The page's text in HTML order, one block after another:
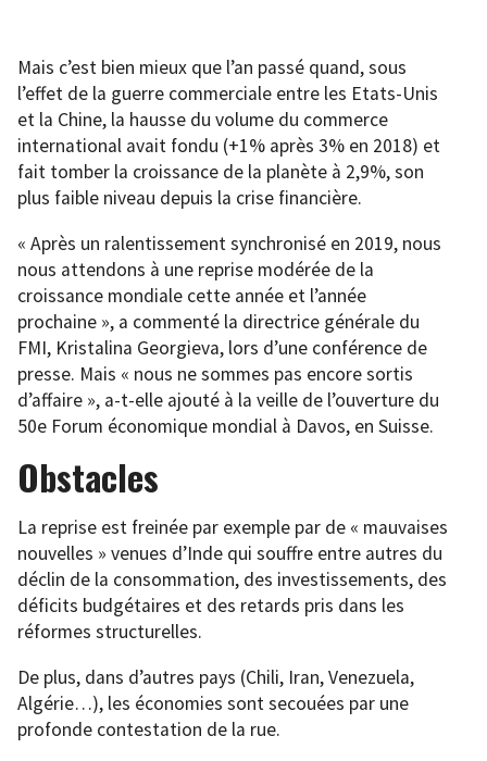
Mais c’est bien mieux que l’an passé quand, sous
l’effet de la guerre commerciale entre les Etats-Unis
et la Chine, la hausse du volume du commerce
international avait fondu (+1% après 3% en 2018) et
fait tomber la croissance de la planète à 2,9%, son
plus faible niveau depuis la crise financière.
« Après un ralentissement synchronisé en 2019, nous
nous attendons à une reprise modérée de la
croissance mondiale cette année et l’année
prochaine », a commenté la directrice générale du
FMI, Kristalina Georgieva, lors d’une conférence de
presse. Mais « nous ne sommes pas encore sortis
d’affaire », a-t-elle ajouté à la veille de l’ouverture du
50e Forum économique mondial à Davos, en Suisse.
Obstacles
La reprise est freinée par exemple par de « mauvaises
nouvelles » venues d’Inde qui souffre entre autres du
déclin de la consommation, des investissements, des
déficits budgétaires et des retards pris dans les
réformes structurelles.
De plus, dans d’autres pays (Chili, Iran, Venezuela,
Algérie…), les économies sont secouées par une
profonde contestation de la rue.